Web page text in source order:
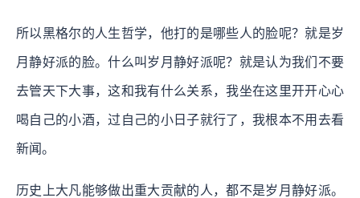
所以黑格尔的人生哲学，他打的是哪些人的脸呢？就是岁
月静好派的脸。什么叫岁月静好派呢？就是认为我们不要
去管天下大事，这和我有什么关系，我坐在这里开开心心
喝自己的小酒，过自己的小日子就行了，我根本不用去看
新闻。
历史上大凡能够做出重大贡献的人，都不是岁月静好派。